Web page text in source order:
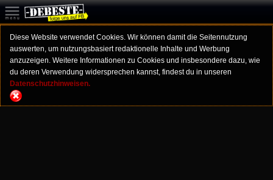
Diese Website verwendet Cookies. Wir können damit die Seitennutzung
auswerten, um nutzungsbasiert redaktionelle Inhalte und Werbung
anzuzeigen. Weitere Informationen zu Cookies und insbesondere dazu, wie
du deren Verwendung widersprechen kannst, findest du in unseren
Datenschutzhinweisen.